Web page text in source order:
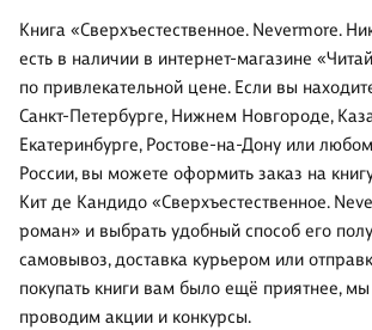
Книга «Сверхъестественное. Nevermore.
есть в наличии в интернет-магазине
по привлекательной цене. Если вы
Санкт-Петербурге, Нижнем Новгороде,
Екатеринбурге, Ростове-на-Дону или
России, вы можете оформить заказ на
Кит де Кандидо «Сверхъестественное.
роман» и выбрать удобный способ его
самовывоз, доставка курьером или
покупать книги вам было ещё приятнее,
проводим акции и конкурсы.